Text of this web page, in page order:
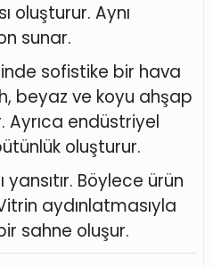
oluşturur. Aynı
sunar.
sofistike bir hava
beyaz ve koyu ahşap
endüstriyel
oluşturur.
yansıtır. Böylece ürün
aydınlatmasıyla
sahne oluşur.